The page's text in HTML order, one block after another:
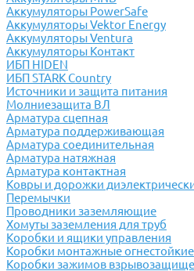
Аккумуляторы PowerSafe
Аккумуляторы Vektor Energy
Аккумуляторы Ventura
Аккумуляторы Контакт
ИБП HIDEN
ИБП STARK Country
Источники и защита питания
Молниезащита ВЛ
Арматура сцепная
Арматура поддерживающая
Арматура соединительная
Арматура натяжная
Арматура контактная
Ковры и дорожки
Перемычки
Проводники заземляющие
Хомуты заземления для труб
Коробки и ящики управления
Коробки монтажные огнестойкие
Коробки зажимов